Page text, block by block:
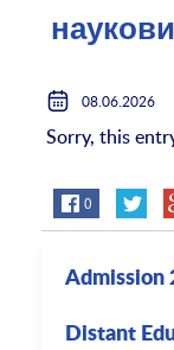
08.06.2026
Sorry, this
0
Admission
Distant